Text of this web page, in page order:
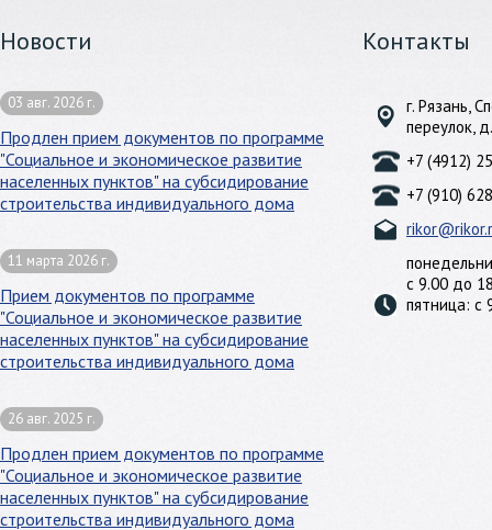
Новости
03 авг. 2026 г.
Продлен прием документов по программе
"Социальное и экономическое развитие
населенных пунктов" на субсидирование
строительства индивидуального дома
11 марта 2026 г.
Прием документов по программе
"Социальное и экономическое развитие
населенных пунктов" на субсидирование
строительства индивидуального дома
26 авг. 2025 г.
Продлен прием документов по программе
"Социальное и экономическое развитие
населенных пунктов" на субсидирование
строительства индивидуального дома
Контакты
г. Рязань,
переулок,
+7 (4912)
+7 (910)
с 9.00 до
пятница: с